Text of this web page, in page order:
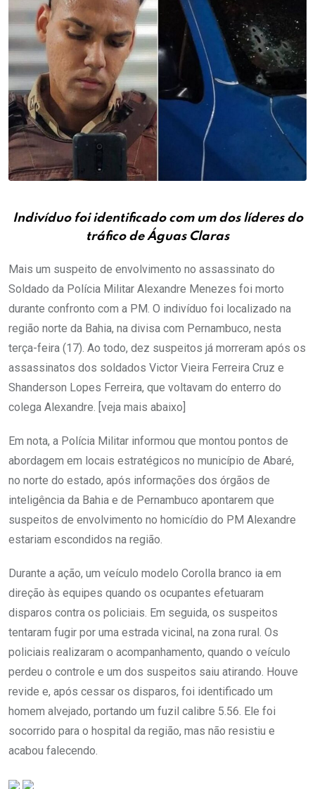
Indivíduo foi identificado com um dos líderes do
tráfico de Águas Claras
Mais um suspeito de envolvimento no assassinato do
Soldado da Polícia Militar Alexandre Menezes foi morto
durante confronto com a PM. O indivíduo foi localizado na
região norte da Bahia, na divisa com Pernambuco, nesta
terça-feira (17). Ao todo, dez suspeitos já morreram após os
assassinatos dos soldados Victor Vieira Ferreira Cruz e
Shanderson Lopes Ferreira, que voltavam do enterro do
colega Alexandre. [veja mais abaixo]
Em nota, a Polícia Militar informou que montou pontos de
abordagem em locais estratégicos no município de Abaré,
no norte do estado, após informações dos órgãos de
inteligência da Bahia e de Pernambuco apontarem que
suspeitos de envolvimento no homicídio do PM Alexandre
estariam escondidos na região.
Durante a ação, um veículo modelo Corolla branco ia em
direção às equipes quando os ocupantes efetuaram
disparos contra os policiais. Em seguida, os suspeitos
tentaram fugir por uma estrada vicinal, na zona rural. Os
policiais realizaram o acompanhamento, quando o veículo
perdeu o controle e um dos suspeitos saiu atirando. Houve
revide e, após cessar os disparos, foi identificado um
homem alvejado, portando um fuzil calibre 5.56. Ele foi
socorrido para o hospital da região, mas não resistiu e
acabou falecendo.